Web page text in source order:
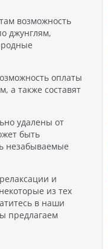
возможность
джунглям,
оплаты
а также составят
удалены от
быть
незабываемые
и
из тех
в наши
предлагаем